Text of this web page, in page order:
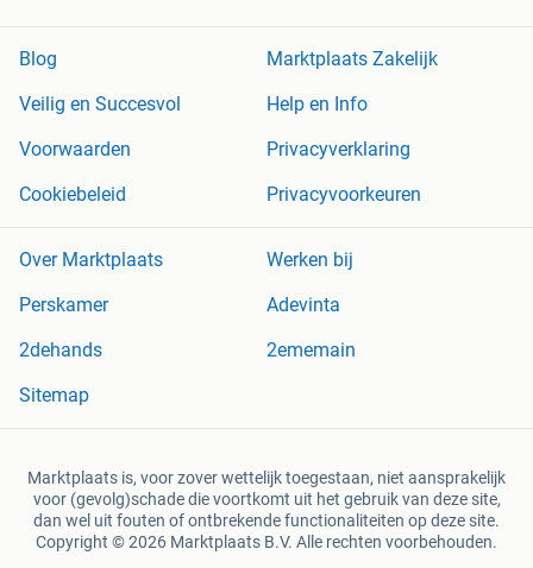
Blog
Marktplaats Zakelijk
Veilig en Succesvol
Help en Info
Voorwaarden
Privacyverklaring
Cookiebeleid
Privacyvoorkeuren
Over Marktplaats
Werken bij
Perskamer
Adevinta
2dehands
2ememain
Sitemap
Marktplaats is, voor zover wettelijk toegestaan, niet aansprakelijk
voor (gevolg)schade die voortkomt uit het gebruik van deze site,
dan wel uit fouten of ontbrekende functionaliteiten op deze site.
Copyright © 2026 Marktplaats B.V. Alle rechten voorbehouden.